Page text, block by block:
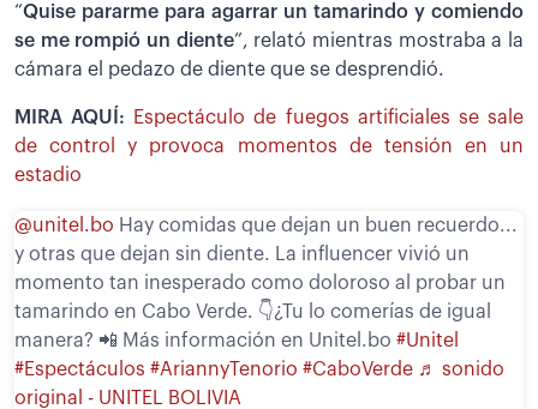
“Quise pararme para agarrar un tamarindo y comiendo
se me rompió un diente”, relató mientras mostraba a la
cámara el pedazo de diente que se desprendió.
MIRA AQUÍ:
Espectáculo de fuegos artificiales se sale
de control y provoca momentos de tensión en un
estadio
@unitel.bo Hay comidas que dejan un buen recuerdo...
y otras que dejan sin diente. La influencer vivió un
momento tan inesperado como doloroso al probar un
tamarindo en Cabo Verde. 👇¿Tu lo comerías de igual
manera? 📲 Más información en Unitel.bo #Unitel
#Espectáculos #AriannyTenorio #CaboVerde ♬ sonido
original - UNITEL BOLIVIA